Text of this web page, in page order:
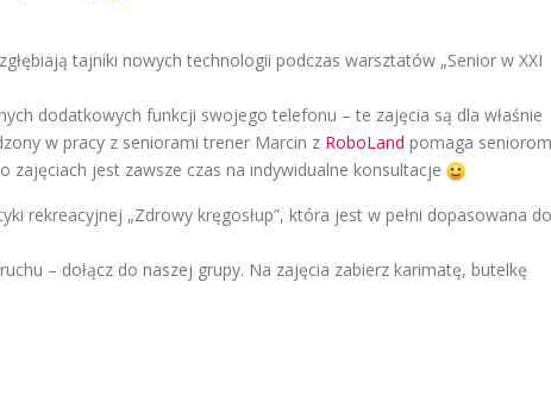
tajniki nowych technologii podczas warsztatów „Senior w XXI
dodatkowych funkcji swojego telefonu – te zajęcia są dla właśnie
w pracy z seniorami trener Marcin z RoboLand pomaga seniorom
jest zawsze czas na indywidualne konsultacje
rekreacyjnej „Zdrowy kręgosłup”, która jest w pełni dopasowana do
– dołącz do naszej grupy. Na zajęcia zabierz karimatę, butelkę